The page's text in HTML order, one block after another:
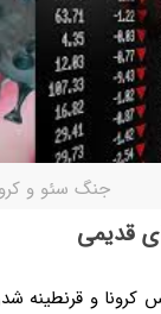
جنگ سئو و
قدیمی
کرونا و قرنطینه